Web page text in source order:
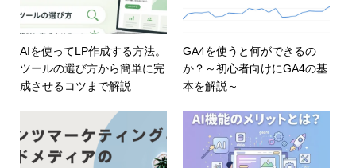
AIを使ってLP作成する方法。
ツールの選び方から簡単に完
成させるコツまで解説
GA4を使うと何ができるの
か？～初心者向けにGA4の基
本を解説～